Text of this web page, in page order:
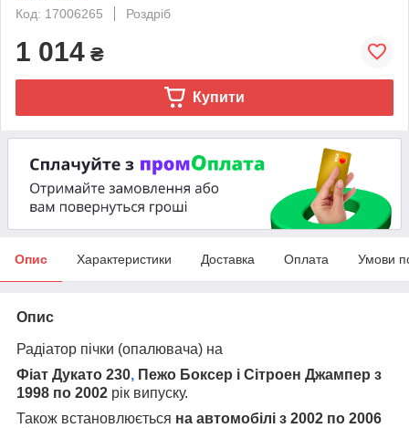
Код: 17006265
Роздріб
1 014 ₴
Купити
Опис Характеристики Доставка Оплата Умови
Опис
Радіатор пічки (опалювача) на
Фіат Дукато 230, Пежо Боксер і Сітроен Джампер з
1998 по 2002 рік випуску.
Також встановлюється на автомобілі з 2002 по 2006